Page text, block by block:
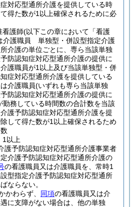
対応型通所介護を提供している時
得た数が1以上確保されるために必
看護師(以下この章において「看護
介護職員 単独型・併設型指定介護
介護の単位ごとに、専ら当該単独
防認知症対応型通所介護の提供に
護職員が1以上及び当該単独型・併
症対応型通所介護を提供している
介護職員(いずれも専ら当該単独
防認知症対応型通所介護の提供に
勤務している時間数の合計数を当該
護予防認知症対応型通所介護を提
して得た数が1以上確保されるため
以上
護予防認知症対応型通所介護事業者
介護予防認知症対応型通所介護の
の看護職員又は介護職員を、常時1
型指定介護予防認知症対応型通所
ならない。
かわらず、 同項の看護職員又は介
に支障がない場合は、他の単独